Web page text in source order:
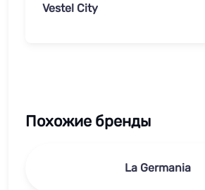
Vestel City
Похожие бренды
La Germania